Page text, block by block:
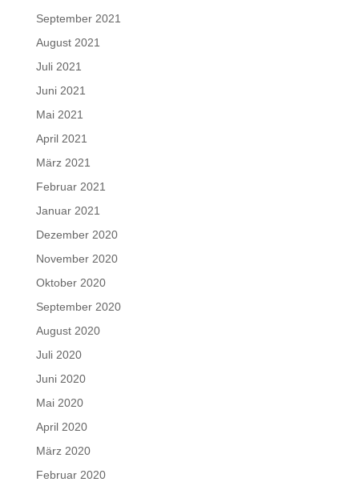
September 2021
August 2021
Juli 2021
Juni 2021
Mai 2021
April 2021
März 2021
Februar 2021
Januar 2021
Dezember 2020
November 2020
Oktober 2020
September 2020
August 2020
Juli 2020
Juni 2020
Mai 2020
April 2020
März 2020
Februar 2020